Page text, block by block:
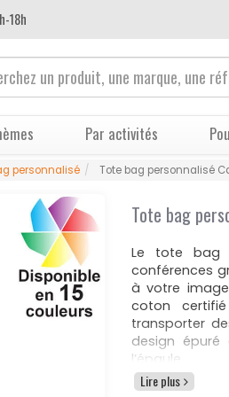
18h
Par activités
personnalisé Tote bag personnalisé
Tote bag
Le tote bag
conférences
à votre
coton
transporter
design
l’épaule.
Ce qui
Lire plus